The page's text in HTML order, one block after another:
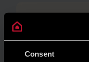
Consent